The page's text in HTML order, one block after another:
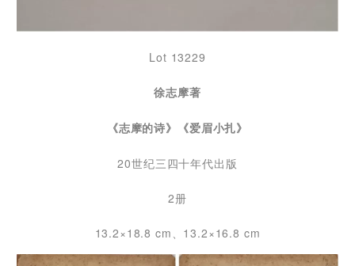
Lot 13229
徐志摩著
《志摩的诗》《爱眉小扎》
20世纪三四十年代出版
2册
13.2×18.8 cm、13.2×16.8 cm